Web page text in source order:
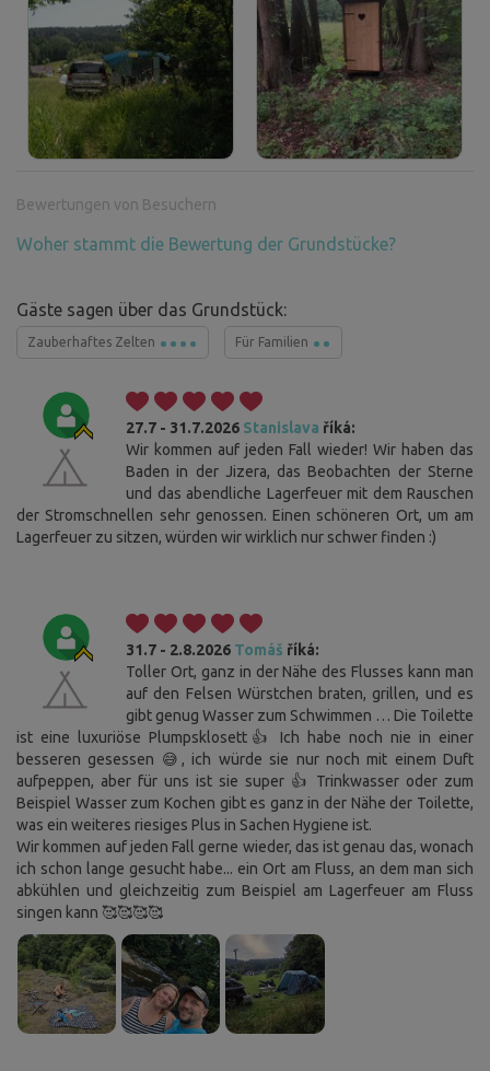
Bewertungen von Besuchern
Woher stammt die Bewertung der Grundstücke?
Gäste sagen über das Grundstück:
Zauberhaftes Zelten Für Familien
27.7 - 31.7.2026 Stanislava říká:
Wir kommen auf jeden Fall wieder! Wir haben das
Baden in der Jizera, das Beobachten der Sterne
und das abendliche Lagerfeuer mit dem Rauschen
der Stromschnellen sehr genossen. Einen schöneren Ort, um am
Lagerfeuer zu sitzen, würden wir wirklich nur schwer finden :)
31.7 - 2.8.2026 Tomáš říká:
Toller Ort, ganz in der Nähe des Flusses kann man
auf den Felsen Würstchen braten, grillen, und es
gibt genug Wasser zum Schwimmen … Die Toilette
ist eine luxuriöse Plumpsklosett👍 Ich habe noch nie in einer
besseren gesessen 😅, ich würde sie nur noch mit einem Duft
aufpeppen, aber für uns ist sie super 👍 Trinkwasser oder zum
Beispiel Wasser zum Kochen gibt es ganz in der Nähe der Toilette,
was ein weiteres riesiges Plus in Sachen Hygiene ist.
Wir kommen auf jeden Fall gerne wieder, das ist genau das, wonach
ich schon lange gesucht habe... ein Ort am Fluss, an dem man sich
abkühlen und gleichzeitig zum Beispiel am Lagerfeuer am Fluss
singen kann 🥰🥰🥰🥰